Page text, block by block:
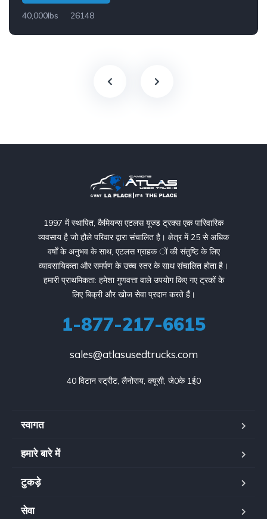
40,000lbs
26148
1997 में स्थापित, कैमियन्स एटलस यूज्ड ट्रक्स एक पारिवारिक
व्यवसाय है जो हौले परिवार द्वारा संचालित है। क्षेत्र में 25 से अधिक
वर्षों के अनुभव के साथ, एटलस ग्राहक ों की संतुष्टि के लिए
व्यावसायिकता और समर्पण के उच्च स्तर के साथ संचालित होता है।
हमारी प्राथमिकता: हमेशा गुणवत्ता वाले उपयोग किए गए ट्रकों के
लिए बिक्री और खोज सेवा प्रदान करते हैं।
1-877-217-6615
sales@atlasusedtrucks.com
40 विटान स्ट्रीट, लैनोराय, क्यूसी, जे0के 1ई0
स्वागत
हमारे बारे में
टुकड़े
सेवा